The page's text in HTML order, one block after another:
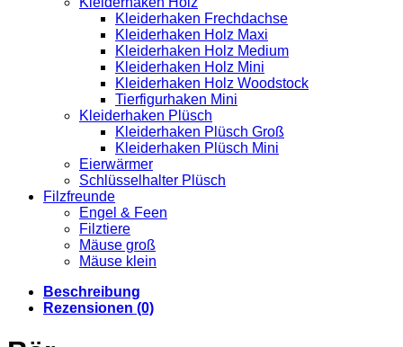
Kleiderhaken Frechdachse
Kleiderhaken Holz Maxi
Kleiderhaken Holz Medium
Kleiderhaken Holz Mini
Kleiderhaken Holz Woodstock
Tierfigurhaken Mini
Kleiderhaken Plüsch
Kleiderhaken Plüsch Groß
Kleiderhaken Plüsch Mini
Eierwärmer
Schlüsselhalter Plüsch
Filzfreunde
Engel & Feen
Filztiere
Mäuse groß
Mäuse klein
Beschreibung
Rezensionen (0)